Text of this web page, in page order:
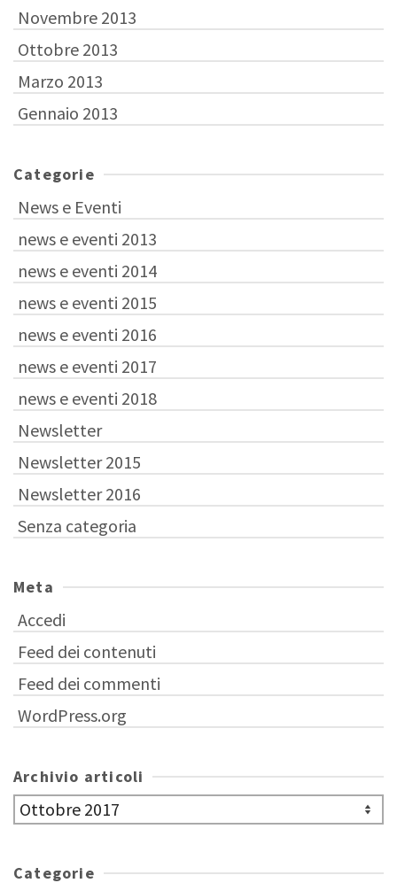
Novembre 2013
Ottobre 2013
Marzo 2013
Gennaio 2013
Categorie
News e Eventi
news e eventi 2013
news e eventi 2014
news e eventi 2015
news e eventi 2016
news e eventi 2017
news e eventi 2018
Newsletter
Newsletter 2015
Newsletter 2016
Senza categoria
Meta
Accedi
Feed dei contenuti
Feed dei commenti
WordPress.org
Archivio articoli
Archivio
articoli
Categorie